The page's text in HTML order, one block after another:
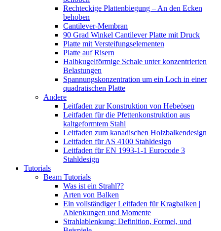
Rechteckige Plattenbiegung – An den Ecken
behoben
Cantilever-Membran
90 Grad Winkel Cantilever Platte mit Druck
Platte mit Versteifungselementen
Platte auf Risern
Halbkugelförmige Schale unter konzentrierten
Belastungen
Spannungskonzentration um ein Loch in einer
quadratischen Platte
Andere
Leitfaden zur Konstruktion von Hebeösen
Leitfaden für die Pfettenkonstruktion aus
kaltgeformtem Stahl
Leitfaden zum kanadischen Holzbalkendesign
Leitfaden für AS 4100 Stahldesign
Leitfaden für EN 1993-1-1 Eurocode 3
Stahldesign
Tutorials
Beam Tutorials
Was ist ein Strahl??
Arten von Balken
Ein vollständiger Leitfaden für Kragbalken |
Ablenkungen und Momente
Strahlablenkung: Definition, Formel, und